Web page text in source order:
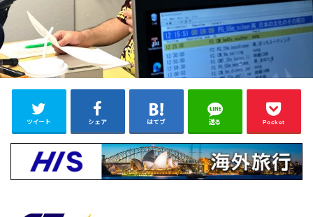
ツイート シェア はてブ 送る Pocket